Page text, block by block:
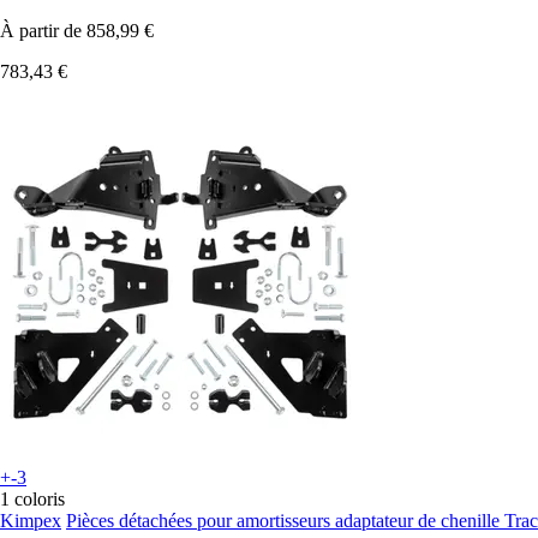
À partir de 858,99 €
783,43 €
+-3
1 coloris
Kimpex Pièces détachées pour amortisseurs adaptateur de chenille